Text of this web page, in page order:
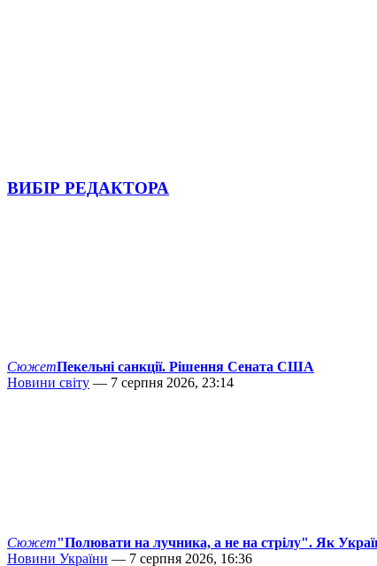
ВИБІР РЕДАКТОРА
СюжетПекельні санкції. Рішення Сената США
Новини світу — 7 серпня 2026, 23:14
Сюжет"Полювати на лучника, а не на стрілу". Як
Новини України — 7 серпня 2026, 16:36